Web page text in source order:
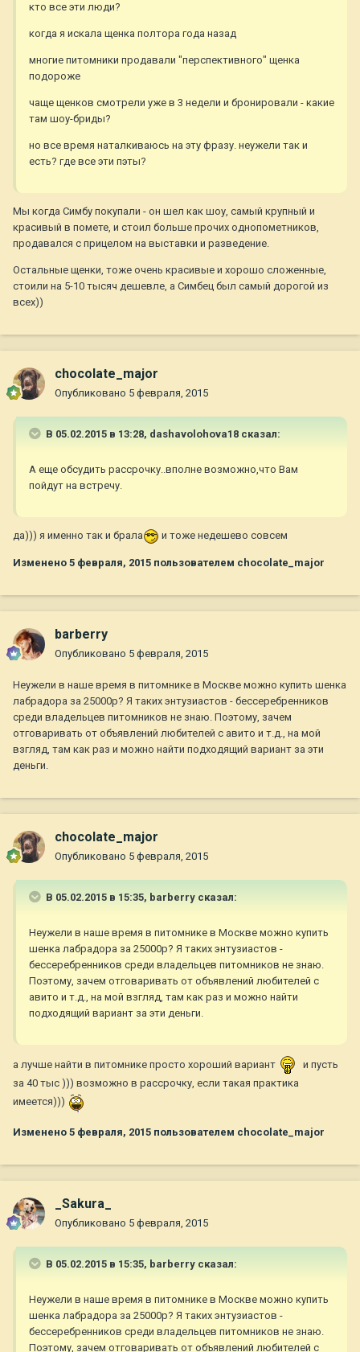
кто все эти люди?
когда я искала щенка полтора года назад
многие питомники продавали "перспективного" щенка
подороже
чаще щенков смотрели уже в 3 недели и бронировали - какие
там шоу-бриды?
но все время наталкиваюсь на эту фразу. неужели так и
есть? где все эти пэты?
Мы когда Симбу покупали - он шел как шоу, самый крупный и
красивый в помете, и стоил больше прочих однопометников,
продавался с прицелом на выставки и разведение.
Остальные щенки, тоже очень красивые и хорошо сложенные,
стоили на 5-10 тысяч дешевле, а Симбец был самый дорогой из
всех))
chocolate_major
Опубликовано 5 февраля, 2015
В 05.02.2015 в 13:28, dashavolohova18 сказал:
А еще обсудить рассрочку..вполне возможно,что Вам
пойдут на встречу.
да))) я именно так и брала и тоже недешево совсем
Изменено 5 февраля, 2015 пользователем chocolate_major
barberry
Опубликовано 5 февраля, 2015
Неужели в наше время в питомнике в Москве можно купить шенка
лабрадора за 25000р? Я таких энтузиастов - бессеребренников
среди владельцев питомников не знаю. Поэтому, зачем
отговаривать от объявлений любителей с авито и т.д., на мой
взгляд, там как раз и можно найти подходящий вариант за эти
деньги.
chocolate_major
Опубликовано 5 февраля, 2015
В 05.02.2015 в 15:35, barberry сказал:
Неужели в наше время в питомнике в Москве можно купить
шенка лабрадора за 25000р? Я таких энтузиастов -
бессеребренников среди владельцев питомников не знаю.
Поэтому, зачем отговаривать от объявлений любителей с
авито и т.д., на мой взгляд, там как раз и можно найти
подходящий вариант за эти деньги.
а лучше найти в питомнике просто хороший вариант
и пусть
за 40 тыс ))) возможно в рассрочку, если такая практика
имеется)))
Изменено 5 февраля, 2015 пользователем chocolate_major
_Sakura_
Опубликовано 5 февраля, 2015
В 05.02.2015 в 15:35, barberry сказал:
Неужели в наше время в питомнике в Москве можно купить
шенка лабрадора за 25000р? Я таких энтузиастов -
бессеребренников среди владельцев питомников не знаю.
Поэтому, зачем отговаривать от объявлений любителей с